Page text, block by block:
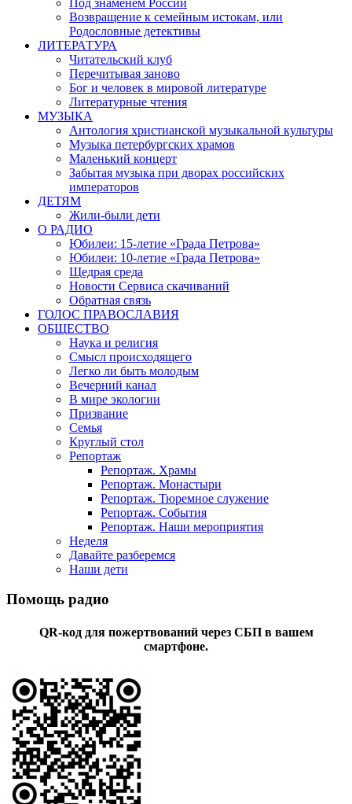
Возвращение к семейным истокам, или
Родословные детективы
ЛИТЕРАТУРА
Читательский клуб
Перечитывая заново
Бог и человек в мировой литературе
Литературные чтения
МУЗЫКА
Антология христианской музыкальной культуры
Музыка петербургских храмов
Маленький концерт
Забытая музыка при дворах российских
императоров
ДЕТЯМ
Жили-были дети
О РАДИО
Юбилеи: 15-летие «Града Петрова»
Юбилеи: 10-летие «Града Петрова»
Щедрая среда
Новости Сервиса скачиваний
Обратная связь
ГОЛОС ПРАВОСЛАВИЯ
ОБЩЕСТВО
Наука и религия
Смысл происходящего
Легко ли быть молодым
Вечерний канал
В мире экологии
Призвание
Семья
Круглый стол
Репортаж
Репортаж. Храмы
Репортаж. Монастыри
Репортаж. Тюремное служение
Репортаж. События
Репортаж. Наши мероприятия
Неделя
Давайте разберемся
Наши дети
Помощь радио
QR-код для пожертвований через СБП в вашем
смартфоне.